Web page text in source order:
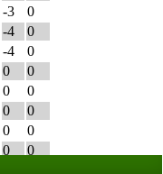
-3
0
-4
0
-4
0
0
0
0
0
0
0
0
0
0 0